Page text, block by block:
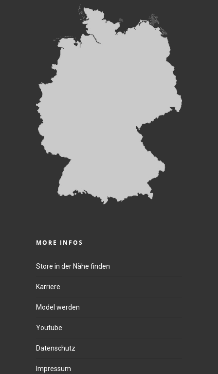
MORE INFOS
Store in der Nähe finden
Karriere
Model werden
Youtube
Datenschutz
Impressum